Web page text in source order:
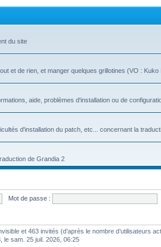
du site
et de rien, et manger quelques grillotines (VO : Kuko
aide, problèmes d'installation ou de
d'installation du patch, etc... concernant la
de Grandia 2
Mot de passe :
et 463 invités (d’après le nombre d’utilisateurs
, le sam. 25 juil. 2026, 06:25